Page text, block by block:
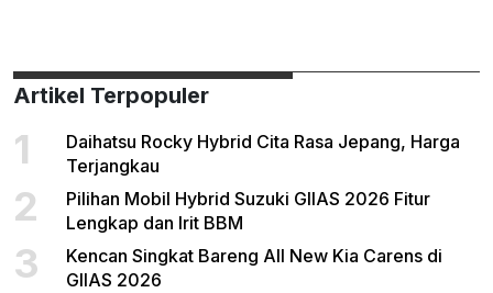
Artikel Terpopuler
1
Daihatsu Rocky Hybrid Cita Rasa Jepang, Harga
Terjangkau
2
Pilihan Mobil Hybrid Suzuki GIIAS 2026 Fitur
Lengkap dan Irit BBM
3
Kencan Singkat Bareng All New Kia Carens di
GIIAS 2026